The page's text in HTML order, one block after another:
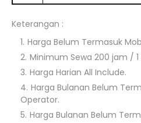
Keterangan :
Harga Belum Termasuk
Minimum Sewa 200 jam / 1
Harga Harian All Include.
Harga Bulanan Belum
Operator.
Harga Bulanan Belum